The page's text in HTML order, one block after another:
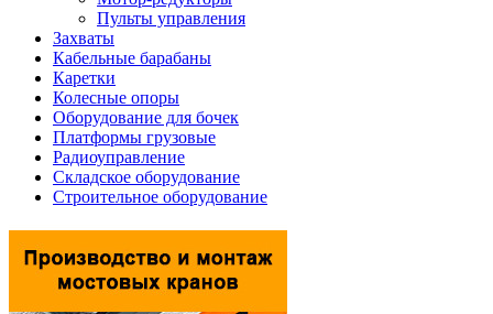
Пульты управления
Захваты
Кабельные барабаны
Каретки
Колесные опоры
Оборудование для бочек
Платформы грузовые
Радиоуправление
Складское оборудование
Строительное оборудование